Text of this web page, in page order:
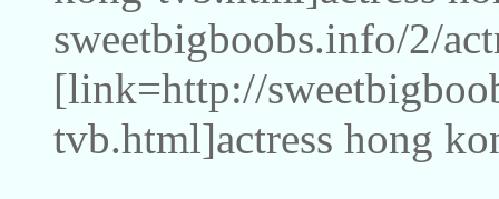
sweetbigboobs.info/2/
[link=http://
tvb.html]actress hong